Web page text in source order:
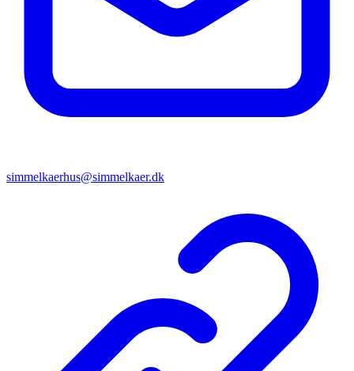
simmelkaerhus@simmelkaer.dk